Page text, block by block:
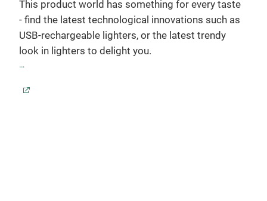
This product world has something for every taste
- find the latest technological innovations such as
USB-rechargeable lighters, or the latest trendy
look in lighters to delight you.